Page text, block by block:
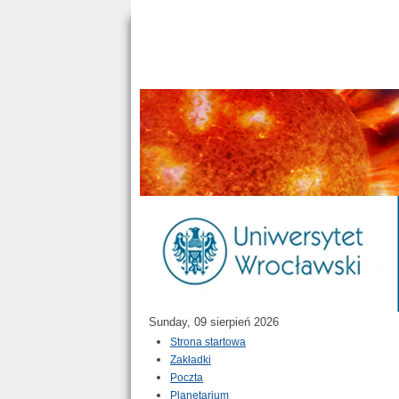
Sunday, 09 sierpień 2026
Strona startowa
Zakładki
Poczta
Planetarium